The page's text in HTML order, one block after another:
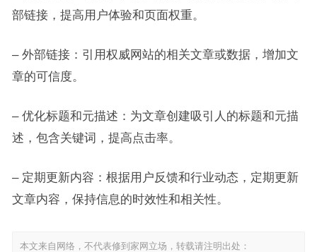
部链接，提高用户体验和页面权重。
– 外部链接：引用权威网站的相关文章或数据，增加文
章的可信度。
– 优化标题和元描述：为文章创建吸引人的标题和元描
述，包含关键词，提高点击率。
– 定期更新内容：根据用户反馈和行业动态，定期更新
文章内容，保持信息的时效性和相关性。
本文来自网络，不代表修到家网立场，转载请注明出处：